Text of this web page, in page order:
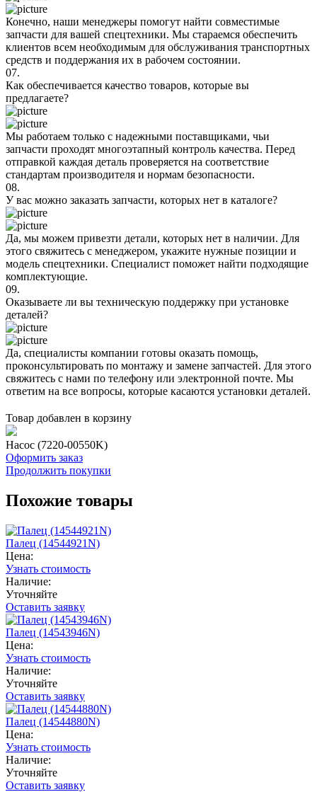
Конечно, наши менеджеры помогут найти совместимые
запчасти для вашей спецтехники. Мы стараемся обеспечить
клиентов всем необходимым для обслуживания транспортных
средств и поддержания их в рабочем состоянии.
07.
Как обеспечивается качество товаров, которые вы
предлагаете?
Мы работаем только с надежными поставщиками, чьи
запчасти проходят многоэтапный контроль качества. Перед
отправкой каждая деталь проверяется на соответствие
стандартам производителя и нормам безопасности.
08.
У вас можно заказать запчасти, которых нет в каталоге?
Да, мы можем привезти детали, которых нет в наличии. Для
этого свяжитесь с менеджером, укажите нужные позиции и
модель спецтехники. Специалист поможет найти подходящие
комплектующие.
09.
Оказываете ли вы техническую поддержку при установке
деталей?
Да, специалисты компании готовы оказать помощь,
проконсультировать по монтажу и замене запчастей. Для этого
свяжитесь с нами по телефону или электронной почте. Мы
ответим на все вопросы, которые касаются установки деталей.
Товар добавлен в корзину
Насос (7220-00550K)
Оформить заказ
Продолжить покупки
Похожие товары
Палец (14544921N)
Цена:
Узнать стоимость
Наличие:
Уточняйте
Оставить заявку
Палец (14543946N)
Цена:
Узнать стоимость
Наличие:
Уточняйте
Оставить заявку
Палец (14544880N)
Цена:
Узнать стоимость
Наличие:
Уточняйте
Оставить заявку